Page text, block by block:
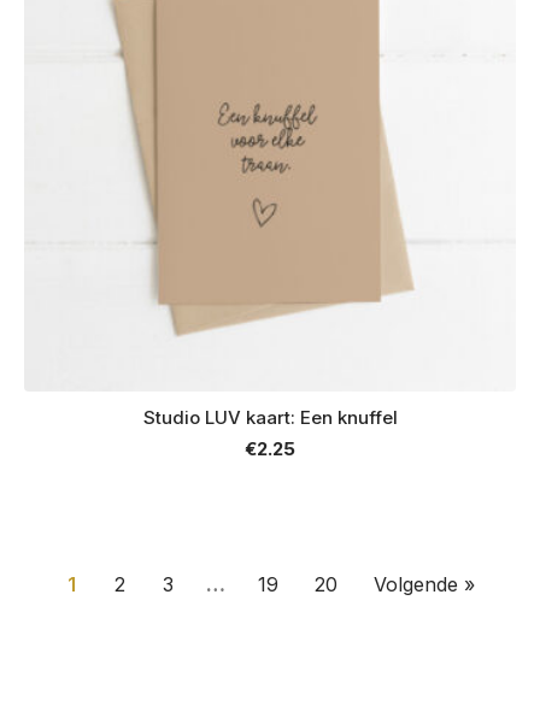
Studio LUV kaart: Een knuffel
€2.25
1 2 3 … 19 20 Volgende »